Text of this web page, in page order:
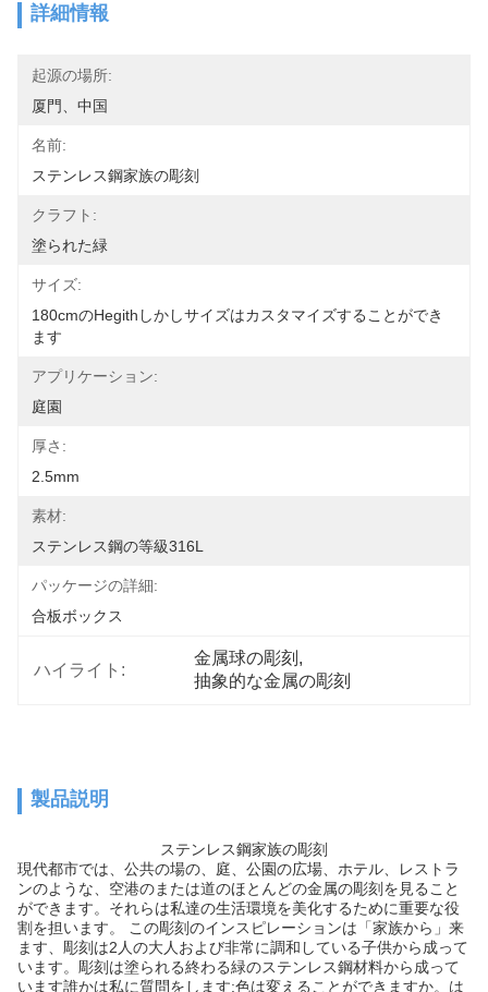
詳細情報
起源の場所:
厦門、中国
名前:
ステンレス鋼家族の彫刻
クラフト:
塗られた緑
サイズ:
180cmのhegithしかしサイズはカスタマイズすることができ
ます
アプリケーション:
庭園
厚さ:
2.5mm
素材:
ステンレス鋼の等級316L
パッケージの詳細:
合板ボックス
ハイライト:
金属球の彫刻 ,
抽象的な金属の彫刻
製品説明
ステンレス鋼家族の彫刻
現代都市では、公共の場の、庭、公園の広場、ホテル、レストラ
ンのような、空港のまたは道のほとんどの金属の彫刻を見ること
ができます。それらは私達の生活環境を美化するために重要な役
割を担います。
この彫刻のインスピレーションは「家族から」来
ます、彫刻は2人の大人および非常に調和している子供から成って
います。彫刻は塗られる終わる緑のステンレス鋼材料から成って
います誰かは私に質問をします:色は変えることができますか。は